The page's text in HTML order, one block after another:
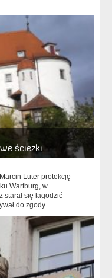
ścieżki
Luter protekcję
Wartburg, w
się łagodzić
do zgody.